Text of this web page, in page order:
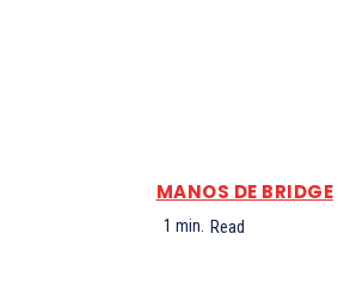
MANOS DE BRIDGE
1 min. Read